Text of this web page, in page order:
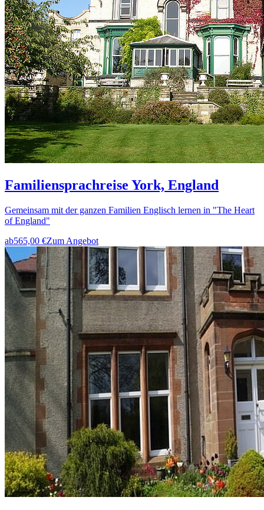
Familiensprachreise York, England
Gemeinsam mit der ganzen Familien Englisch lernen in "The Heart
of England"
ab565,00 €Zum Angebot